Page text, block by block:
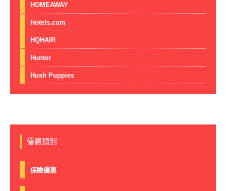
HOMEAWAY
Hotels.com
HQHAIR
Hunter
Hush Puppies
優惠類別
保險優惠